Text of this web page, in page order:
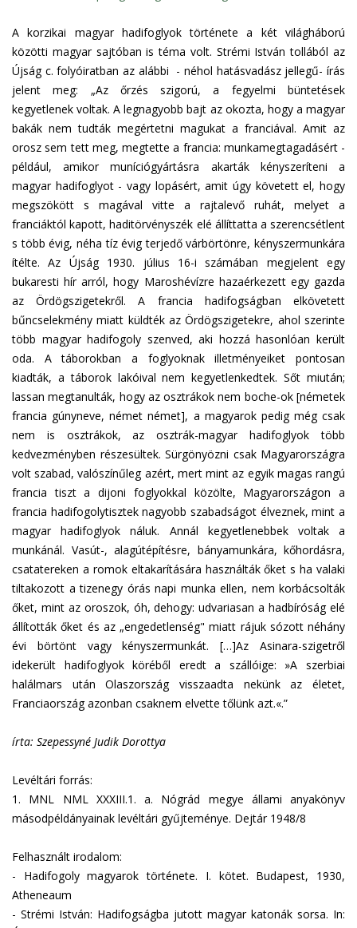
A korzikai magyar hadifoglyok története a két világháború
közötti magyar sajtóban is téma volt. Strémi István tollából az
Újság c. folyóiratban az alábbi - néhol hatásvadász jellegű- írás
jelent meg: „Az őrzés szigorú, a fegyelmi büntetések
kegyetlenek voltak. A legnagyobb bajt az okozta, hogy a magyar
bakák nem tudták megértetni magukat a franciával. Amit az
orosz sem tett meg, megtette a francia: munkamegtagadásért -
például, amikor muníciógyártásra akarták kényszeríteni a
magyar hadifoglyot - vagy lopásért, amit úgy követett el, hogy
megszökött s magával vitte a rajtalevő ruhát, melyet a
franciáktól kapott, haditörvényszék elé állíttatta a szerencsétlent
s több évig, néha tíz évig terjedő várbörtönre, kényszermunkára
ítélte. Az Újság 1930. július 16-i számában megjelent egy
bukaresti hír arról, hogy Maroshévízre hazaérkezett egy gazda
az Ördögszigetekről. A francia hadifogságban elkövetett
bűncselekmény miatt küldték az Ördögszigetekre, ahol szerinte
több magyar hadifogoly szenved, aki hozzá hasonlóan került
oda. A táborokban a foglyoknak illetményeiket pontosan
kiadták, a táborok lakóival nem kegyetlenkedtek. Sőt miután;
lassan megtanulták, hogy az osztrákok nem boche-ok [németek
francia gúnyneve, német német], a magyarok pedig még csak
nem is osztrákok, az osztrák-magyar hadifoglyok több
kedvezményben részesültek. Sürgönyözni csak Magyarországra
volt szabad, valószínűleg azért, mert mint az egyik magas rangú
francia tiszt a dijoni foglyokkal közölte, Magyarországon a
francia hadifogolytisztek nagyobb szabadságot élveznek, mint a
magyar hadifoglyok náluk. Annál kegyetlenebbek voltak a
munkánál. Vasút-, alagútépítésre, bányamunkára, kőhordásra,
csatatereken a romok eltakarítására használták őket s ha valaki
tiltakozott a tizenegy órás napi munka ellen, nem korbácsolták
őket, mint az oroszok, óh, dehogy: udvariasan a hadbíróság elé
állították őket és az „engedetlenség" miatt rájuk sózott néhány
évi börtönt vagy kényszermunkát. […]Az Asinara-szigetről
idekerült hadifoglyok köréből eredt a szállóige: »A szerbiai
halálmars után Olaszország visszaadta nekünk az életet,
Franciaország azonban csaknem elvette tőlünk azt.«.”
írta: Szepessyné Judik Dorottya
Levéltári forrás:
1.
MNL NML XXXIII.1. a. Nógrád megye állami anyakönyv
másodpéldányainak levéltári gyűjteménye. Dejtár 1948/8
Felhasznált irodalom:
-
Hadifogoly magyarok története. I. kötet. Budapest, 1930,
Atheneaum
- Strémi István: Hadifogságba jutott magyar katonák sorsa. In: